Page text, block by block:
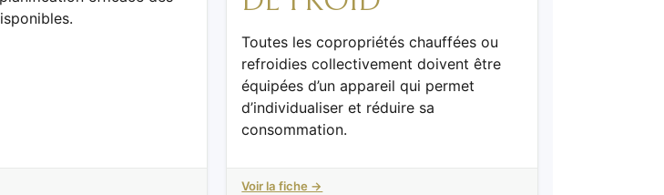
Toutes les copropriétés chauffées ou
refroidies collectivement doivent être
équipées d’un appareil qui permet
d’individualiser et réduire sa
consommation.
Voir la fiche →